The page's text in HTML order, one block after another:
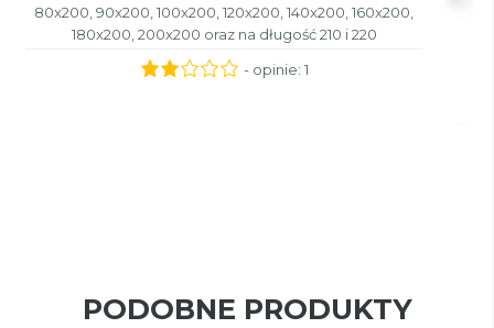
80x200, 90x200, 100x200, 120x200, 140x200, 160x200,
180x200, 200x200 oraz na długość 210 i 220
- opinie: 1
PODOBNE PRODUKTY